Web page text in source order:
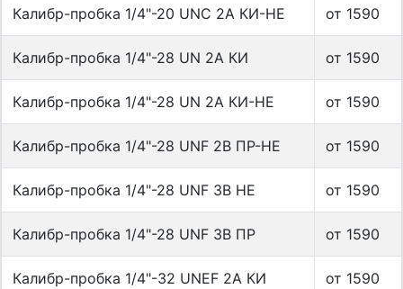
Калибр-пробка 1/4"-20 UNС 2А КИ-НЕ от 1590
Калибр-пробка 1/4"-28 UN 2А КИ от 1590
Калибр-пробка 1/4"-28 UN 2А КИ-НЕ от 1590
Калибр-пробка 1/4"-28 UNF 2B ПР-НЕ от 1590
Калибр-пробка 1/4"-28 UNF 3B НЕ от 1590
Калибр-пробка 1/4"-28 UNF 3B ПР от 1590
Калибр-пробка 1/4"-32 UNEF 2A КИ от 1590